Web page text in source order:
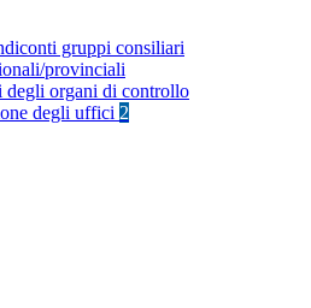
gruppi consiliari
provinciali
degli organi di controllo
degli uffici 2